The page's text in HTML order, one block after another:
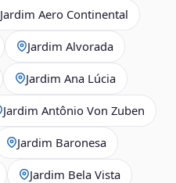
Jardim Aero Continental
Jardim Alvorada
Jardim Ana Lúcia
Jardim Antônio Von Zuben
Jardim Baronesa
Jardim Bela Vista